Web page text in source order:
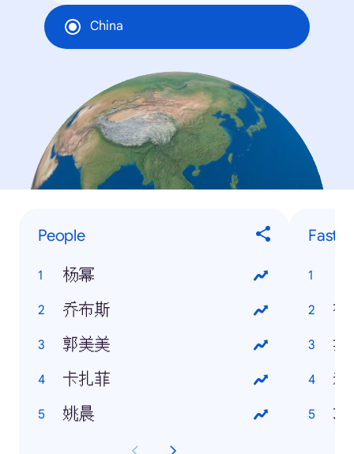
China
People
杨幂
乔布斯
郭美美
卡扎菲
姚晨
裸
折
利
功